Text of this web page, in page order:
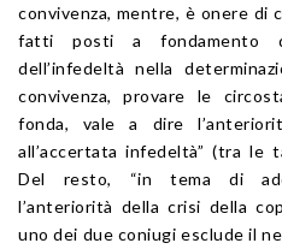
convivenza, mentre, è onere di
fatti posti a fondamento
dell’infedeltà nella
convivenza, provare le
fonda, vale a dire
all’accertata infedeltà” (tra le
Del resto, “in tema di
l’anteriorità della crisi della
uno dei due coniugi esclude il